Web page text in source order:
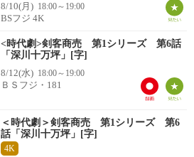
8/10(月) 18:00～19:00
BSフジ 4K
<時代劇>剣客商売 第1シリーズ 第6話
「深川十万坪」[字]
8/12(水) 18:00～19:00
ＢＳフジ・181
＜時代劇＞剣客商売 第1シリーズ 第6
話「深川十万坪」[字]
4K